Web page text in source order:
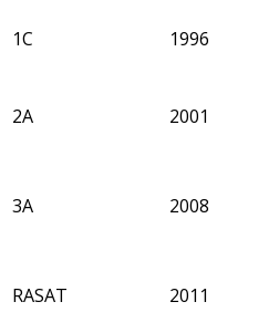
1C 1996
2A 2001
3A 2008
RASAT 2011